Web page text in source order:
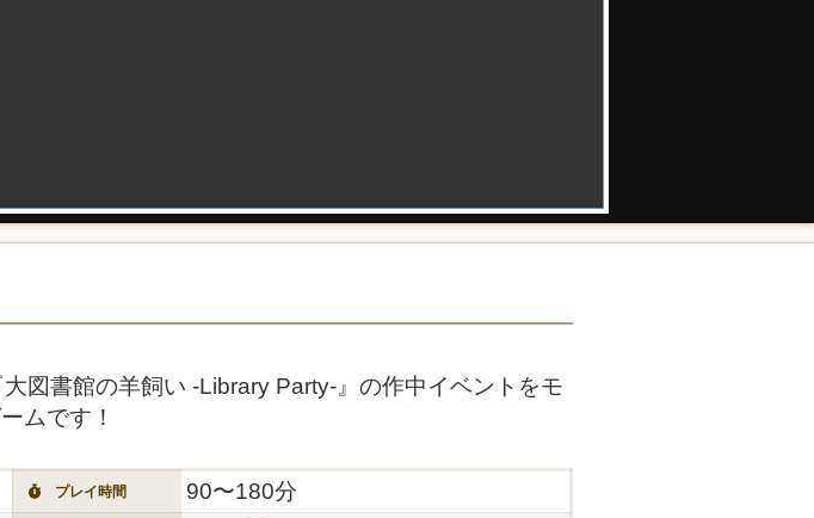
図書館の羊飼い -Library Party-』の作中イベントをモ
ムです！
プレイ時間 90〜180分